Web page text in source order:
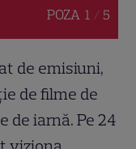
POZA 1 / 5
de emisiuni,
de filme de
de iarnă. Pe 24